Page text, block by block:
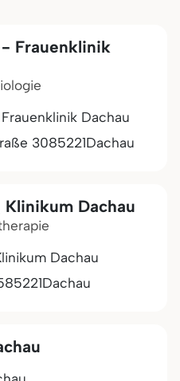
Frauenklinik
Dachau
3085221Dachau
Dachau
Dachau
85221Dachau